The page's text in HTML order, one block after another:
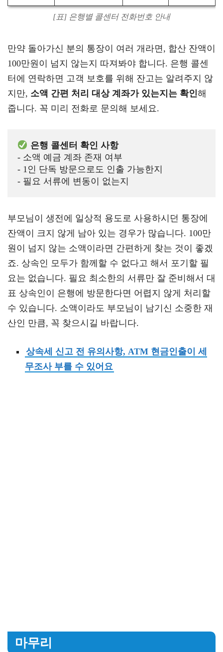
[표] 은행별 콜센터 전화번호 안내
만약 돌아가신 분의 통장이 여러 개라면, 합산 잔액이
100만원이 넘지 않는지 따져봐야 합니다. 은행 콜센
터에 연락하면 고객 보호를 위해 잔고는 알려주지 않
지만, 소액 간편 처리 대상 계좌가 있는지는 확인해
줍니다. 꼭 미리 전화로 문의해 보세요.
은행 콜센터 확인 사항
- 소액 예금 계좌 존재 여부
- 1인 단독 방문으로도 인출 가능한지
- 필요 서류에 변동이 없는지
부모님이 생전에 일상적 용도로 사용하시던 통장에
잔액이 크지 않게 남아 있는 경우가 많습니다. 100만
원이 넘지 않는 소액이라면 간편하게 찾는 것이 좋겠
죠. 상속인 모두가 함께할 수 없다고 해서 포기할 필
요는 없습니다. 필요 최소한의 서류만 잘 준비해서 대
표 상속인이 은행에 방문한다면 어렵지 않게 처리할
수 있습니다. 소액이라도 부모님이 남기신 소중한 재
산인 만큼, 꼭 찾으시길 바랍니다.
상속세 신고 전 유의사항, ATM 현금인출이 세
무조사 부를 수 있어요
마무리